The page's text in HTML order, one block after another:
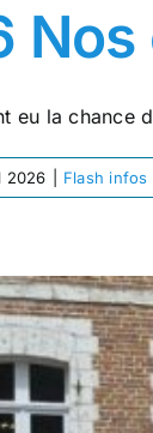
eu la chance
2026 Flash infos